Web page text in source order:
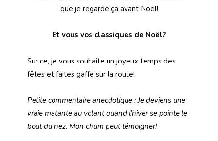
que je regarde ça avant Noël!
Et vous vos classiques de Noël?
Sur ce, je vous souhaite un joyeux temps des
fêtes et faites gaffe sur la route!
Petite commentaire anecdotique : Je deviens une
vraie matante au volant quand l’hiver se pointe le
bout du nez. Mon chum peut témoigner!